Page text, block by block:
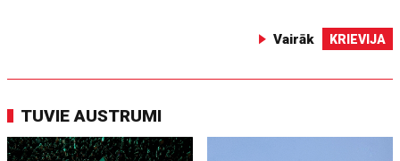
Vairāk KRIEVIJA
TUVIE AUSTRUMI